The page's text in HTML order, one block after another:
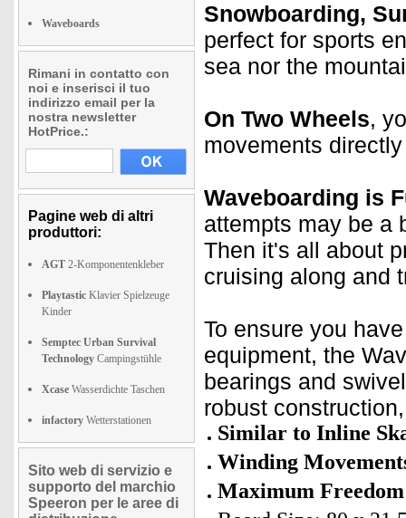
Waveboards
Rimani in contatto con
noi e inserisci il tuo
indirizzo email per la
nostra newsletter
HotPrice.:
Pagine web di altri
produttori:
AGT 2-Komponentenkleber
Playtastic Klavier Spielzeuge
Kinder
Semptec Urban Survival
Technology Campingstühle
Xcase Wasserdichte Taschen
infactory Wetterstationen
Sito web di servizio e
supporto del marchio
Speeron per le aree di
Snowboarding,
perfect for sports
sea nor the
On Two Wheels,
movements
Waveboarding is
attempts may be a
Then it's all about
cruising along and
To ensure you
equipment, the
bearings and
robust
Similar to Inline
Winding
Maximum